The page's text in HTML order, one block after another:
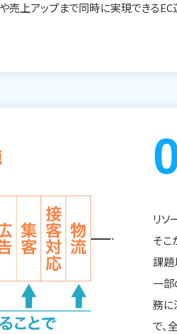
売上アップまで同時に実現できるEC
リソ
そこ
課題
一部
務に
で、